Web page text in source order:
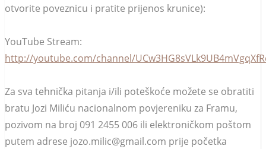
otvorite poveznicu i pratite prijenos krunice):
YouTube Stream:
http://youtube.com/channel/
Za sva tehnička pitanja i/ili poteškoće možete se obratiti
bratu Jozi Miliću nacionalnom povjereniku za Framu,
pozivom na broj 091 2455 006 ili elektroničkom poštom
putem adrese jozo.milic@gmail.com prije početka